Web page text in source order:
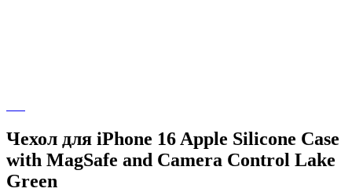
Чехол для iPhone 16 Apple Silicone Case
with MagSafe and Camera Control Lake
Green